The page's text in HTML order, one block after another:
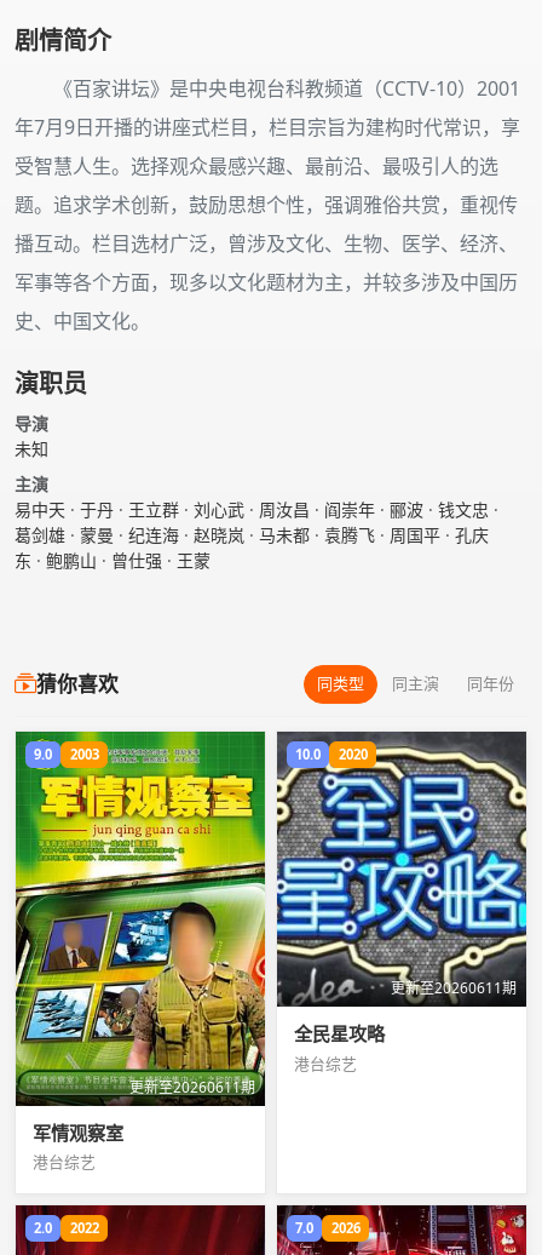
剧情简介
《百家讲坛》是中央电视台科教频道（CCTV-10）2001
年7月9日开播的讲座式栏目，栏目宗旨为建构时代常识，享
受智慧人生。选择观众最感兴趣、最前沿、最吸引人的选
题。追求学术创新，鼓励思想个性，强调雅俗共赏，重视传
播互动。栏目选材广泛，曾涉及文化、生物、医学、经济、
军事等各个方面，现多以文化题材为主，并较多涉及中国历
史、中国文化。
演职员
导演
未知
主演
易中天 · 于丹 · 王立群 · 刘心武 · 周汝昌 · 阎崇年 · 郦波 · 钱文忠 ·
葛剑雄 · 蒙曼 · 纪连海 · 赵晓岚 · 马未都 · 袁腾飞 · 周国平 · 孔庆
东 · 鲍鹏山 · 曾仕强 · 王蒙
猜你喜欢 同类型 同主演 同年份
9.0 2003
更新至20260611期
军情观察室
港台综艺
10.0 2020
更新至20260611期
全民星攻略
港台综艺
2.0 2022 7.0 2026